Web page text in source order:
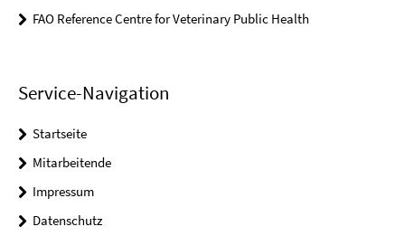
FAO Reference Centre for Veterinary Public Health
Service-Navigation
Startseite
Mitarbeitende
Impressum
Datenschutz